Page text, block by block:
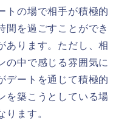
トの場で相手が積極的
間を過ごすことができ
あります。ただし、相
の中で感じる雰囲気に
デートを通じて積極的
を築こうとしている場
ります。